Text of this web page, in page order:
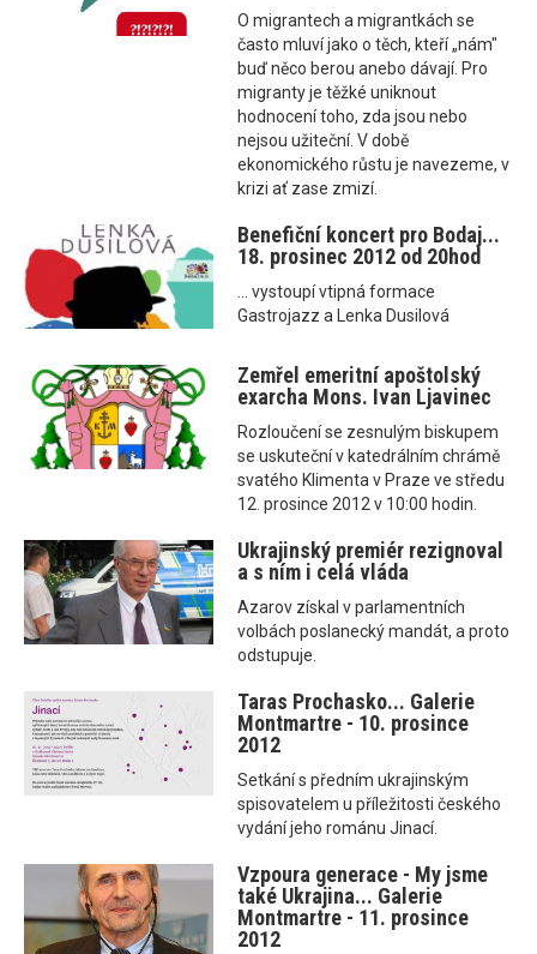
O migrantech a migrantkách se
často mluví jako o těch, kteří „nám"
buď něco berou anebo dávají. Pro
migranty je těžké uniknout
hodnocení toho, zda jsou nebo
nejsou užiteční. V době
ekonomického růstu je navezeme, v
krizi ať zase zmizí.
Benefiční koncert pro Bodaj...
18. prosinec 2012 od 20hod
... vystoupí vtipná formace
Gastrojazz a Lenka Dusilová
Zemřel emeritní apoštolský
exarcha Mons. Ivan Ljavinec
Rozloučení se zesnulým biskupem
se uskuteční v katedrálním chrámě
svatého Klimenta v Praze ve středu
12. prosince 2012 v 10:00 hodin.
Ukrajinský premiér rezignoval
a s ním i celá vláda
Azarov získal v parlamentních
volbách poslanecký mandát, a proto
odstupuje.
Taras Prochasko... Galerie
Montmartre - 10. prosince
2012
Setkání s předním ukrajinským
spisovatelem u příležitosti českého
vydání jeho románu Jinací.
Vzpoura generace - My jsme
také Ukrajina... Galerie
Montmartre - 11. prosince
2012